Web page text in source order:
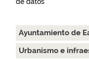
Ayuntamiento de
Urbanismo e